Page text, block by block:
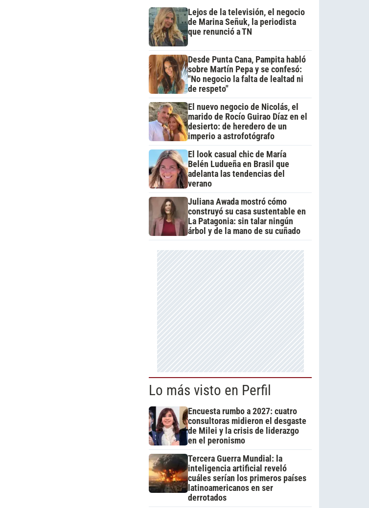
Lejos de la televisión, el negocio
de Marina Señuk, la periodista
que renunció a TN
Desde Punta Cana, Pampita habló
sobre Martín Pepa y se confesó:
"No negocio la falta de lealtad ni
de respeto"
El nuevo negocio de Nicolás, el
marido de Rocío Guirao Díaz en el
desierto: de heredero de un
imperio a astrofotógrafo
El look casual chic de María
Belén Ludueña en Brasil que
adelanta las tendencias del
verano
Juliana Awada mostró cómo
construyó su casa sustentable en
La Patagonia: sin talar ningún
árbol y de la mano de su cuñado
Lo más visto en Perfil
Encuesta rumbo a 2027: cuatro
consultoras midieron el desgaste
de Milei y la crisis de liderazgo
en el peronismo
Tercera Guerra Mundial: la
inteligencia artificial reveló
cuáles serían los primeros países
latinoamericanos en ser
derrotados